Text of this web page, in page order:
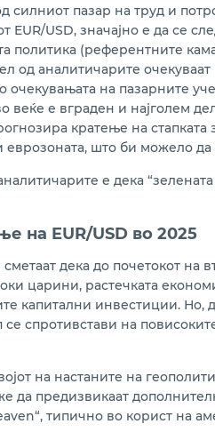
пазар на труд и
EUR/USD, значајно е да се
политика (референтните
од аналитичарите
очекувањата на пазарните
веќе е вграден и најголем
кратење на стапката
што би можело
е дека
на EUR/USD во 2025
дека до почетокот на
царини, растечката
капитални инвестиции. Но,
спротивстави на
на настаните на
да предизвикаат
типично во корист на